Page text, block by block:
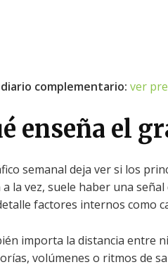
complementario: ver
enseña el
semanal deja ver si los
a la vez, suele haber una
factores internos como
importa la distancia entre
volúmenes o ritmos de